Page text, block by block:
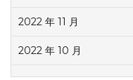
2022 年 11 月
2022 年 10 月